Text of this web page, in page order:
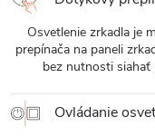
Osvetlenie zrkadla je
prepínača na paneli
bez nutnosti siahať
Ovládanie